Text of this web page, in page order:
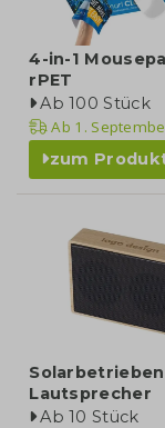
4-in-1
rPET
Ab 100 Stück
Ab 1.
zum
Lautsprecher
Ab 10 Stück